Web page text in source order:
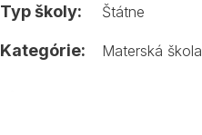
Typ školy: Štátne
Kategórie: Materská škola